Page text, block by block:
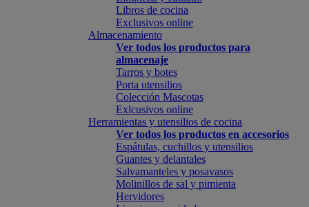
Libros de cocina
Exclusivos online
Almacenamiento
Ver todos los productos para
almacenaje
Tarros y botes
Porta utensilios
Colección Mascotas
Exlcusivos online
Herramientas y utensilios de cocina
Ver todos los productos en accesorios
Espátulas, cuchillos y utensilios
Guantes y delantales
Salvamanteles y posavasos
Molinillos de sal y pimienta
Hervidores